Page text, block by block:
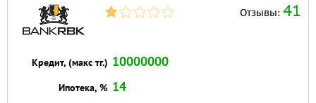
Отзывы: 41
Кредит, (макс тг.) 10000000
Ипотека, % 14